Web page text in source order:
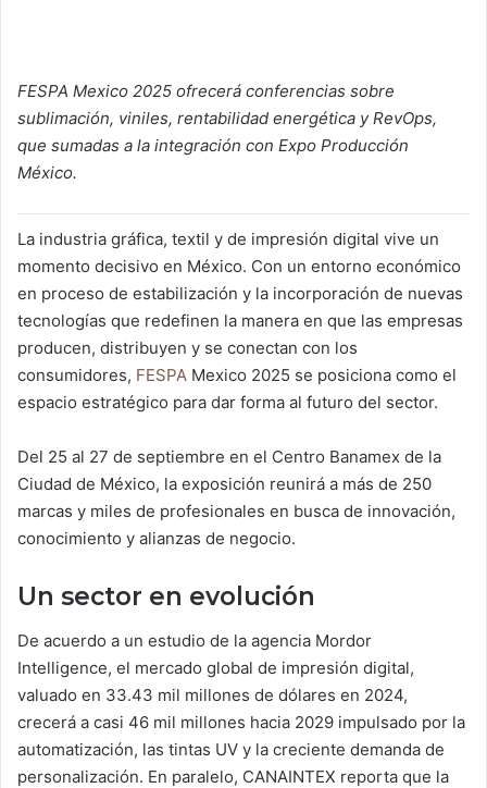
FESPA Mexico 2025 ofrecerá conferencias sobre
sublimación, viniles, rentabilidad energética y RevOps,
que sumadas a la integración con Expo Producción
México.
La industria gráfica, textil y de impresión digital vive un
momento decisivo en México. Con un entorno económico
en proceso de estabilización y la incorporación de nuevas
tecnologías que redefinen la manera en que las empresas
producen, distribuyen y se conectan con los
consumidores, FESPA Mexico 2025 se posiciona como el
espacio estratégico para dar forma al futuro del sector.
Del 25 al 27 de septiembre en el Centro Banamex de la
Ciudad de México, la exposición reunirá a más de 250
marcas y miles de profesionales en busca de innovación,
conocimiento y alianzas de negocio.
Un sector en evolución
De acuerdo a un estudio de la agencia Mordor
Intelligence, el mercado global de impresión digital,
valuado en 33.43 mil millones de dólares en 2024,
crecerá a casi 46 mil millones hacia 2029 impulsado por la
automatización, las tintas UV y la creciente demanda de
personalización. En paralelo, CANAINTEX reporta que la